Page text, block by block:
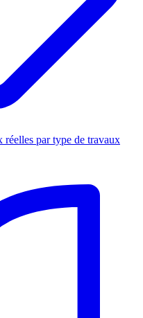
réelles par type de travaux